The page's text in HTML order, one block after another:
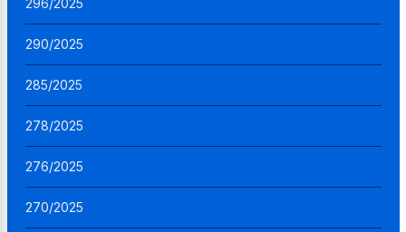
296/2025
290/2025
285/2025
278/2025
276/2025
270/2025